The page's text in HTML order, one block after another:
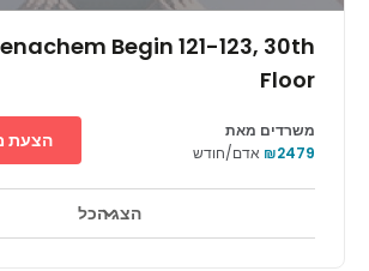
Menachem Begin 121-123, 30th
Floor
אזורי מנוחה
משרדים מאת
₪2479אדם/חודש
הצעת מחיר
הצג הכל